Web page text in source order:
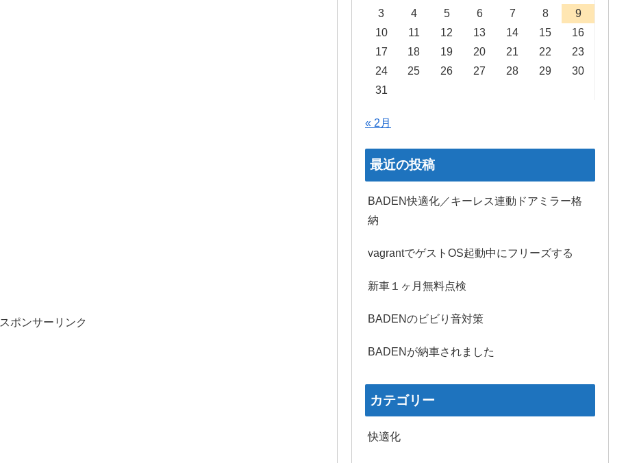
スポンサーリンク
3
4 5 6 7 8
9
10
11 12 13 14 15
16
17
18 19 20 21 22
23
24
25 26 27 28 29
30
31
« 2月
最近の投稿
BADEN快適化／キーレス連動ドアミラー格
納
vagrantでゲストOS起動中にフリーズする
新車１ヶ月無料点検
BADENのビビり音対策
BADENが納車されました
カテゴリー
快適化